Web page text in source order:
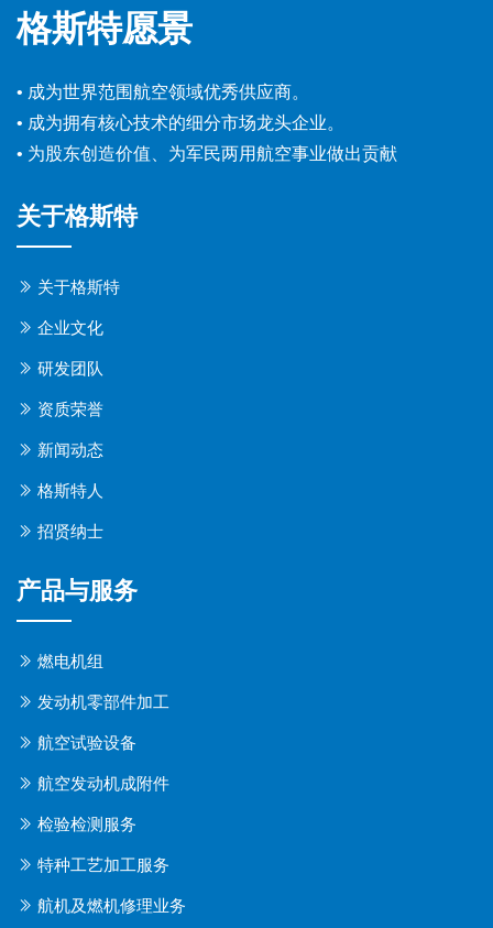
格斯特愿景
• 成为世界范围航空领域优秀供应商。
• 成为拥有核心技术的细分市场龙头企业。
• 为股东创造价值、为军民两用航空事业做出贡献
关于格斯特
关于格斯特
企业文化
研发团队
资质荣誉
新闻动态
格斯特人
招贤纳士
产品与服务
燃电机组
发动机零部件加工
航空试验设备
航空发动机成附件
检验检测服务
特种工艺加工服务
航机及燃机修理业务